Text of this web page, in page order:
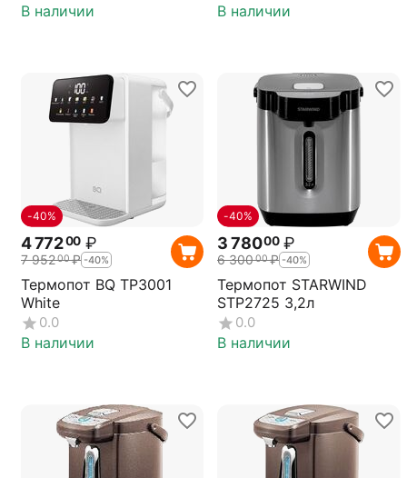
В наличии В наличии
-40%
4 77200 ₽
7 95200₽ -40%
Термопот BQ TP3001
White
0.0
В наличии
-40%
3 78000 ₽
6 30000₽ -40%
Термопот STARWIND
STP2725 3,2л
0.0
В наличии